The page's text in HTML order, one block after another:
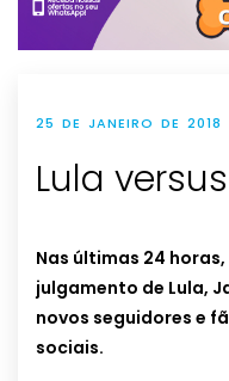
25 DE JANEIRO DE 2018
Lula
Nas últimas 24
julgamento de Lula,
novos seguidores e
sociais.